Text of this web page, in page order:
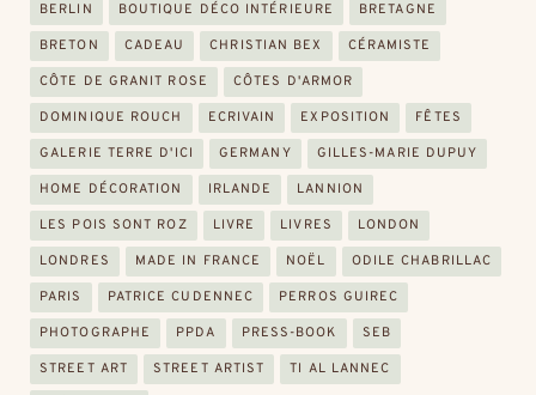
BERLIN BOUTIQUE DÉCO INTÉRIEURE BRETAGNE
BRETON CADEAU CHRISTIAN BEX CÉRAMISTE
CÔTE DE GRANIT ROSE CÔTES D'ARMOR
DOMINIQUE ROUCH ECRIVAIN EXPOSITION FÊTES
GALERIE TERRE D'ICI GERMANY GILLES-MARIE DUPUY
HOME DÉCORATION IRLANDE LANNION
LES POIS SONT ROZ LIVRE LIVRES LONDON
LONDRES MADE IN FRANCE NOËL ODILE CHABRILLAC
PARIS PATRICE CUDENNEC PERROS GUIREC
PHOTOGRAPHE PPDA PRESS-BOOK SEB
STREET ART STREET ARTIST TI AL LANNEC